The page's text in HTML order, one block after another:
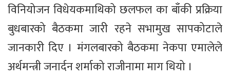
विनियोजन विधेयकमाथिको छलफल का बाँकी प्रक्रिया
बुधबारको बैठकमा जारी रहने सभामुख सापकोटाले
जानकारी दिए । मंगलबारको बैठकमा नेकपा एमालेले
अर्थमन्त्री जनार्दन शर्माको राजीनामा माग थियो ।